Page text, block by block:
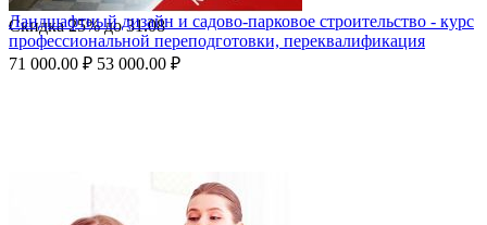
Скидка25%до31.08
Ландшафтный дизайн и садово-парковое строительство - курс
профессиональной переподготовки, переквалификация
71 000.00 ₽ 53 000.00 ₽